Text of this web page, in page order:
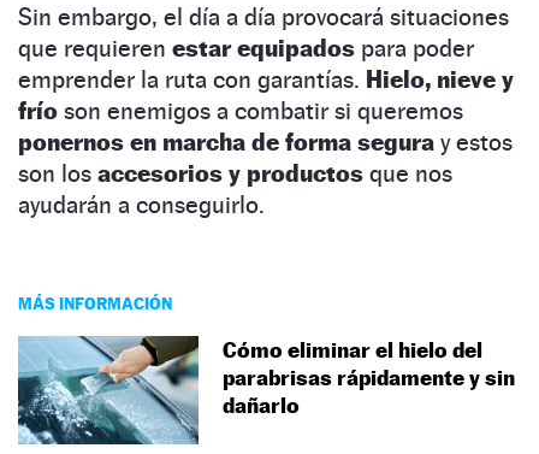
Sin embargo, el día a día provocará situaciones
que requieren estar equipados para poder
emprender la ruta con garantías. Hielo, nieve y
frío son enemigos a combatir si queremos
ponernos en marcha de forma segura y estos
son los accesorios y productos que nos
ayudarán a conseguirlo.
MÁS INFORMACIÓN
Cómo eliminar el hielo del
parabrisas rápidamente y sin
dañarlo